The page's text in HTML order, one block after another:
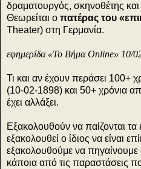
δραματουργός, σκηνοθέτης
Θεωρείται ο πατέρας του
Theater) στη Γερμανία.
εφημερίδα «Το Βήμα Online» 10/
Τι και αν έχουν περάσει 100+
(10-02-1898) και 50+ χρόνια
έχει αλλάξει.
Εξακολουθούν να παίζονται
εξακολουθεί ο ίδιος να είναι
εξακολουθούμε να πηγαίνουμε
κάποια από τις παραστάσεις